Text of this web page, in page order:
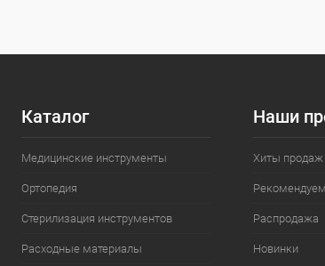
Каталог
Медицинские инструменты
Ортопедия
Стерилизация инструментов
Расходные материалы
Наши
Хиты продаж
Рекомендуем
Распродажа
Новинки